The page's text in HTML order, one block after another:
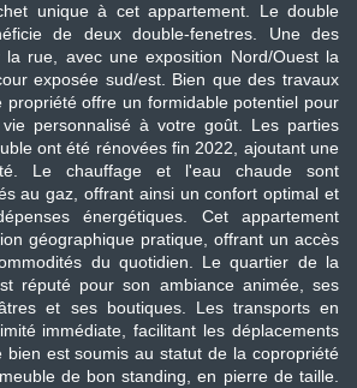
unique à cet appartement. Le double
de deux double-fenetres. Une des
rue, avec une exposition Nord/Ouest la
exposée sud/est. Bien que des travaux
propriété offre un formidable potentiel pour
personnalisé à votre goût. Les parties
ont été rénovées fin 2022, ajoutant une
Le chauffage et l'eau chaude sont
au gaz, offrant ainsi un confort optimal et
énergétiques. Cet appartement
géographique pratique, offrant un accès
du quotidien. Le quartier de la
réputé pour son ambiance animée, ses
et ses boutiques. Les transports en
immédiate, facilitant les déplacements
bien est soumis au statut de la copropriété
de bon standing, en pierre de taille.